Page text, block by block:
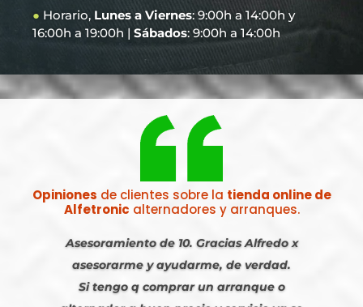
● Horario, Lunes a Viernes: 9:00h a 14:00h y
16:00h a 19:00h | Sábados: 9:00h a 14:00h
Opiniones de clientes sobre la tienda online de
Alfetronic alternadores y arranques.
Asesoramiento de 10. Gracias Alfredo x
asesorarme y ayudarme, de verdad.
Si tengo q comprar un arranque o